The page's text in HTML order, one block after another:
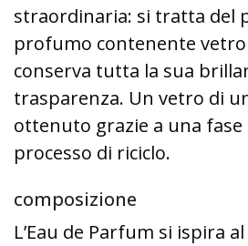
straordinaria: si tratta del
profumo contenente vetro
conserva tutta la sua
trasparenza. Un vetro di
ottenuto grazie a una fase
processo di riciclo.
composizione
L’Eau de Parfum si ispira